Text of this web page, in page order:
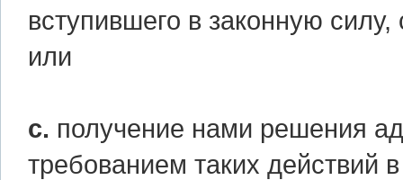
вступившего в законную
или
с. получение нами решения
требованием таких действий